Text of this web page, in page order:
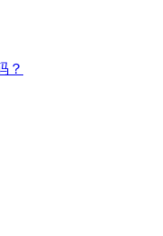
？